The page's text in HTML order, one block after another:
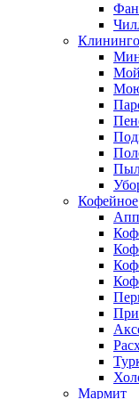
Кофейное
Мармит